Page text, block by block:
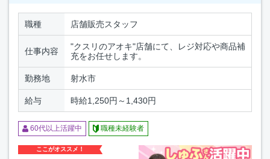
職種 店舗販売スタッフ
仕事内容
"クスリのアオキ"店舗にて、レジ対応や商品補
充をお任せします。
勤務地 射水市
給与 時給1,250円～1,430円
60代以上活躍中 職種未経験者
ここがオススメ！